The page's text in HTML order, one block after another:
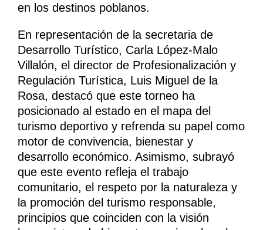
en los destinos poblanos.
En representación de la secretaria de
Desarrollo Turístico, Carla López-Malo
Villalón, el director de Profesionalización y
Regulación Turística, Luis Miguel de la
Rosa, destacó que este torneo ha
posicionado al estado en el mapa del
turismo deportivo y refrenda su papel como
motor de convivencia, bienestar y
desarrollo económico. Asimismo, subrayó
que este evento refleja el trabajo
comunitario, el respeto por la naturaleza y
la promoción del turismo responsable,
principios que coinciden con la visión